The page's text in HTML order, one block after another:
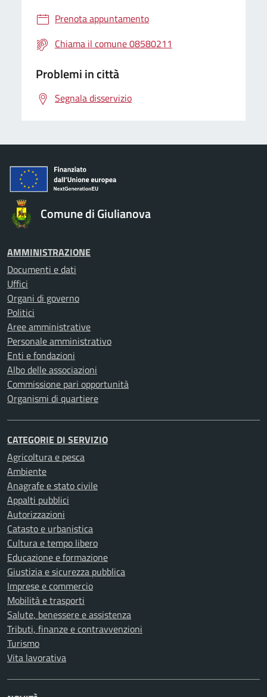
Prenota appuntamento
Chiama il comune 08580211
Problemi in città
Segnala disservizio
Comune di Giulianova
AMMINISTRAZIONE
Documenti e dati
Uffici
Organi di governo
Politici
Aree amministrative
Personale amministrativo
Enti e fondazioni
Albo delle associazioni
Commissione pari opportunità
Organismi di quartiere
CATEGORIE DI SERVIZIO
Agricoltura e pesca
Ambiente
Anagrafe e stato civile
Appalti pubblici
Autorizzazioni
Catasto e urbanistica
Cultura e tempo libero
Educazione e formazione
Giustizia e sicurezza pubblica
Imprese e commercio
Mobilità e trasporti
Salute, benessere e assistenza
Tributi, finanze e contravvenzioni
Turismo
Vita lavorativa